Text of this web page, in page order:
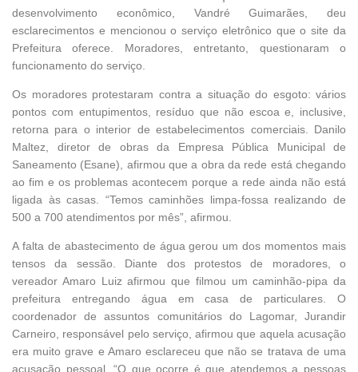
desenvolvimento econômico, Vandré Guimarães, deu
esclarecimentos e mencionou o serviço eletrônico que o site da
Prefeitura oferece. Moradores, entretanto, questionaram o
funcionamento do serviço.
Os moradores protestaram contra a situação do esgoto: vários
pontos com entupimentos, resíduo que não escoa e, inclusive,
retorna para o interior de estabelecimentos comerciais. Danilo
Maltez, diretor de obras da Empresa Pública Municipal de
Saneamento (Esane), afirmou que a obra da rede está chegando
ao fim e os problemas acontecem porque a rede ainda não está
ligada às casas. “Temos caminhões limpa-fossa realizando de
500 a 700 atendimentos por mês”, afirmou.
A falta de abastecimento de água gerou um dos momentos mais
tensos da sessão. Diante dos protestos de moradores, o
vereador Amaro Luiz afirmou que filmou um caminhão-pipa da
prefeitura entregando água em casa de particulares. O
coordenador de assuntos comunitários do Lagomar, Jurandir
Carneiro, responsável pelo serviço, afirmou que aquela acusação
era muito grave e Amaro esclareceu que não se tratava de uma
acusação pessoal. “O que ocorre é que atendemos a pessoas